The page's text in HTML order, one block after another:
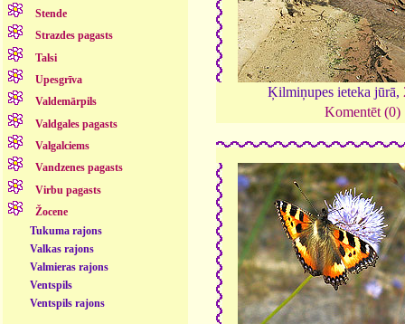
Stende
Strazdes pagasts
Talsi
Upesgrīva
Valdemārpils
Valdgales pagasts
Valgalciems
Vandzenes pagasts
Virbu pagasts
Žocene
Tukuma rajons
Valkas rajons
Valmieras rajons
Ventspils
Ventspils rajons
Ķilmiņupes ieteka jūrā,
Komentēt (0)